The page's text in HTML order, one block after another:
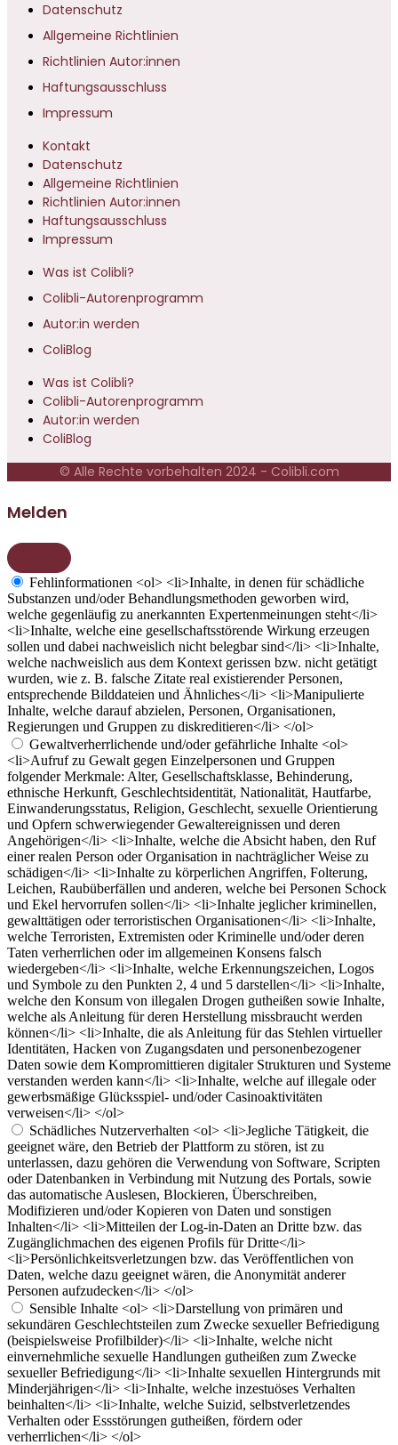
Datenschutz
Allgemeine Richtlinien
Richtlinien Autor:innen
Haftungsausschluss
Impressum
Kontakt
Datenschutz
Allgemeine Richtlinien
Richtlinien Autor:innen
Haftungsausschluss
Impressum
Was ist Colibli?
Colibli-Autorenprogramm
Autor:in werden
ColiBlog
Was ist Colibli?
Colibli-Autorenprogramm
Autor:in werden
ColiBlog
© Alle Rechte vorbehalten 2024 - Colibli.com
Melden
Fehlinformationen <ol> <li>Inhalte, in denen für schädliche
Substanzen und/oder Behandlungsmethoden geworben wird,
welche gegenläufig zu anerkannten Expertenmeinungen steht</li>
<li>Inhalte, welche eine gesellschaftsstörende Wirkung erzeugen
sollen und dabei nachweislich nicht belegbar sind</li> <li>Inhalte,
welche nachweislich aus dem Kontext gerissen bzw. nicht getätigt
wurden, wie z. B. falsche Zitate real existierender Personen,
entsprechende Bilddateien und Ähnliches</li> <li>Manipulierte
Inhalte, welche darauf abzielen, Personen, Organisationen,
Regierungen und Gruppen zu diskreditieren</li> </ol>
Gewaltverherrlichende und/oder gefährliche Inhalte <ol>
<li>Aufruf zu Gewalt gegen Einzelpersonen und Gruppen
folgender Merkmale: Alter, Gesellschaftsklasse, Behinderung,
ethnische Herkunft, Geschlechtsidentität, Nationalität, Hautfarbe,
Einwanderungsstatus, Religion, Geschlecht, sexuelle Orientierung
und Opfern schwerwiegender Gewaltereignissen und deren
Angehörigen</li> <li>Inhalte, welche die Absicht haben, den Ruf
einer realen Person oder Organisation in nachträglicher Weise zu
schädigen</li> <li>Inhalte zu körperlichen Angriffen, Folterung,
Leichen, Raubüberfällen und anderen, welche bei Personen Schock
und Ekel hervorrufen sollen</li> <li>Inhalte jeglicher kriminellen,
gewalttätigen oder terroristischen Organisationen</li> <li>Inhalte,
welche Terroristen, Extremisten oder Kriminelle und/oder deren
Taten verherrlichen oder im allgemeinen Konsens falsch
wiedergeben</li> <li>Inhalte, welche Erkennungszeichen, Logos
und Symbole zu den Punkten 2, 4 und 5 darstellen</li> <li>Inhalte,
welche den Konsum von illegalen Drogen gutheißen sowie Inhalte,
welche als Anleitung für deren Herstellung missbraucht werden
können</li> <li>Inhalte, die als Anleitung für das Stehlen virtueller
Identitäten, Hacken von Zugangsdaten und personenbezogener
Daten sowie dem Kompromittieren digitaler Strukturen und Systeme
verstanden werden kann</li> <li>Inhalte, welche auf illegale oder
gewerbsmäßige Glücksspiel- und/oder Casinoaktivitäten
verweisen</li> </ol>
Schädliches Nutzerverhalten <ol> <li>Jegliche Tätigkeit, die
geeignet wäre, den Betrieb der Plattform zu stören, ist zu
unterlassen, dazu gehören die Verwendung von Software, Scripten
oder Datenbanken in Verbindung mit Nutzung des Portals, sowie
das automatische Auslesen, Blockieren, Überschreiben,
Modifizieren und/oder Kopieren von Daten und sonstigen
Inhalten</li> <li>Mitteilen der Log-in-Daten an Dritte bzw. das
Zugänglichmachen des eigenen Profils für Dritte</li>
<li>Persönlichkeitsverletzungen bzw. das Veröffentlichen von
Daten, welche dazu geeignet wären, die Anonymität anderer
Personen aufzudecken</li> </ol>
Sensible Inhalte <ol> <li>Darstellung von primären und
sekundären Geschlechtsteilen zum Zwecke sexueller Befriedigung
(beispielsweise Profilbilder)</li> <li>Inhalte, welche nicht
einvernehmliche sexuelle Handlungen gutheißen zum Zwecke
sexueller Befriedigung</li> <li>Inhalte sexuellen Hintergrunds mit
Minderjährigen</li> <li>Inhalte, welche inzestuöses Verhalten
beinhalten</li> <li>Inhalte, welche Suizid, selbstverletzendes
Verhalten oder Essstörungen gutheißen, fördern oder
verherrlichen</li> </ol>